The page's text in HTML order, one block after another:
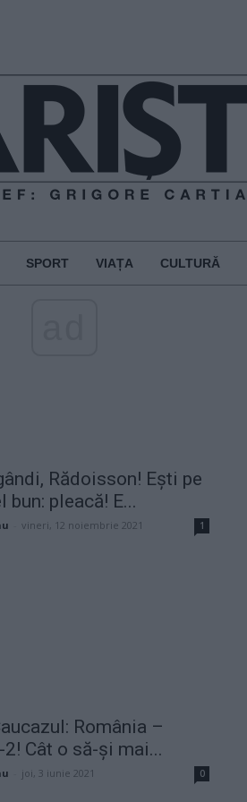
SPORT VIAȚA CULTURĂ
Rădoisson! Ești pe
bun: pleacă! E...
vineri, 12 noiembrie 2021 1
România –
2! Cât o să-și mai...
joi, 3 iunie 2021 0